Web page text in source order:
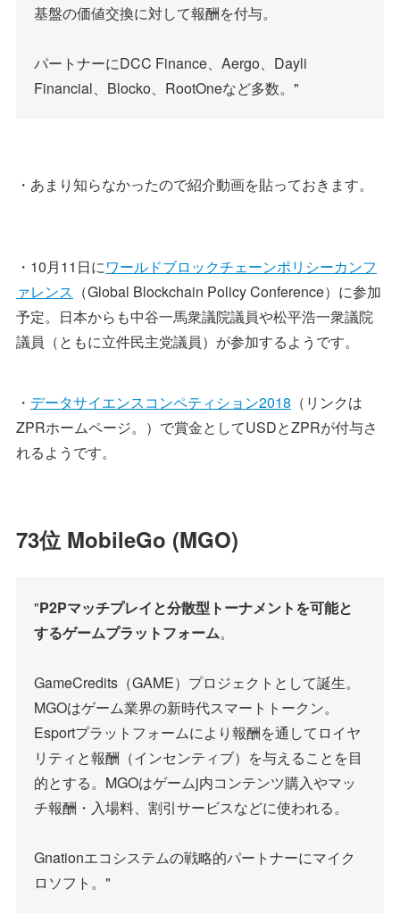
基盤の価値交換に対して報酬を付与。
パートナーにDCC Finance、Aergo、Dayli
Financial、Blocko、RootOneなど多数。"
・あまり知らなかったので紹介動画を貼っておきます。
・10月11日にワールドブロックチェーンポリシーカンフ
ァレンス （Global Blockchain Policy Conference）に参加
予定。日本からも中谷一馬衆議院議員や松平浩一衆議院
議員（ともに立件民主党議員）が参加するようです。
・ データサイエンスコンペティション2018 （リンクは
ZPRホームページ。）で賞金としてUSDとZPRが付与さ
れるようです。
73位 MobileGo (MGO)
"P2Pマッチプレイと分散型トーナメントを可能と
するゲームプラットフォーム。
GameCredits（GAME）プロジェクトとして誕生。
MGOはゲーム業界の新時代スマートトークン。
Esportプラットフォームにより報酬を通してロイヤ
リティと報酬（インセンティブ）を与えることを目
的とする。MGOはゲームj内コンテンツ購入やマッ
チ報酬・入場料、割引サービスなどに使われる。
Gnationエコシステムの戦略的パートナーにマイク
ロソフト。"